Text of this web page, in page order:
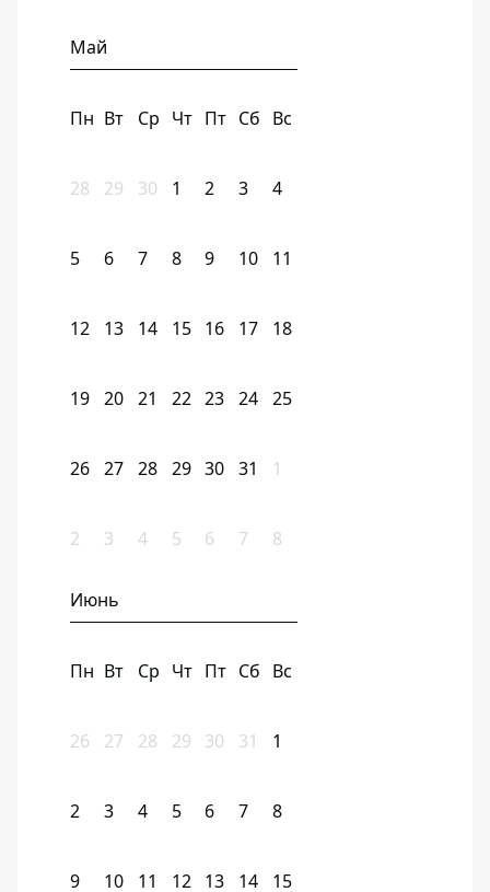
Май
Пн Вт Ср Чт Пт Сб Вс
28 29 30 1 2 3 4
5 6 7 8 9 10 11
12 13 14 15 16 17 18
19 20 21 22 23 24 25
26 27 28 29 30 31 1
2 3 4 5 6 7 8
Июнь
Пн Вт Ср Чт Пт Сб Вс
26 27 28 29 30 31 1
2 3 4 5 6 7 8
9 10 11 12 13 14 15